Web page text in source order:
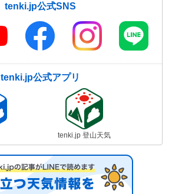
tenki.jp公式SNS
tenki.jp公式アプリ
tenki.jp 登山天気